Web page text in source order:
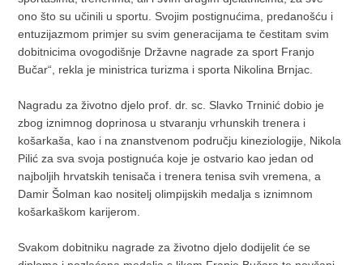
ono što su učinili u sportu. Svojim postignućima, predanošću i
entuzijazmom primjer su svim generacijama te čestitam svim
dobitnicima ovogodišnje Državne nagrade za sport Franjo
Bučar“, rekla je ministrica turizma i sporta Nikolina Brnjac.
Nagradu za životno djelo prof. dr. sc. Slavko Trninić dobio je
zbog iznimnog doprinosa u stvaranju vrhunskih trenera i
košarkaša, kao i na znanstvenom području kineziologije, Nikola
Pilić za sva svoja postignuća koje je ostvario kao jedan od
najboljih hrvatskih tenisača i trenera tenisa svih vremena, a
Damir Šolman kao nositelj olimpijskih medalja s iznimnom
košarkaškom karijerom.
Svakom dobitniku nagrade za životno djelo dodijelit će se